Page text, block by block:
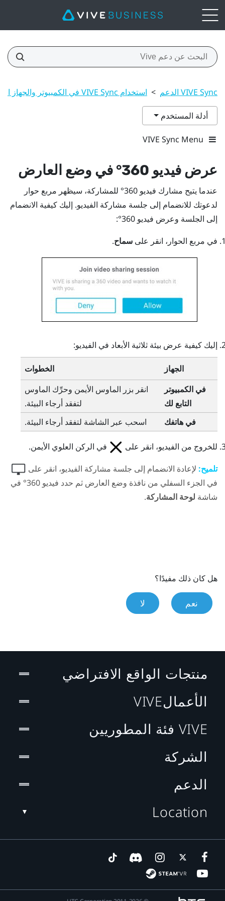
VIVE Sync الدعم > استخدام VIVE Sync في الكمبيوتر والجهاز الجوال
أدلة المستخدم
VIVE Sync Menu
عرض فيديو 360° في وضع العارض
عندما يتيح مشارك فيديو 360° للمشاركة، سيظهر مربع حوار
لدعوتك للانضمام إلى جلسة مشاركة الفيديو. إليك كيفية الانضمام
إلى الجلسة وعرض فيديو 360°:
في مربع الحوار، انقر على سماح.
إليك كيفية عرض بيئة ثلاثية الأبعاد في الفيديو:
الجهاز
الخطوات
في الكمبيوتر
التابع لك
انقر بزر الماوس الأيمن وحرِّك الماوس
لتفقد أرجاء البيئة.
في هاتفك
اسحب عبر الشاشة لتفقد أرجاء البيئة.
للخروج من الفيديو، انقر على في الركن العلوي الأيمن.
تلميح: لإعادة الانضمام إلى جلسة مشاركة الفيديو، انقر على
في الجزء السفلي من نافذة وضع العارض ثم حدد فيديو 360° في
شاشة لوحة المشاركة.
هل كان ذلك مفيدًا؟
نعم لا
منتجات الواقع الافتراضي
الأعمالVIVE
VIVE فئة المطوريين
الشركة
الدعم
Location